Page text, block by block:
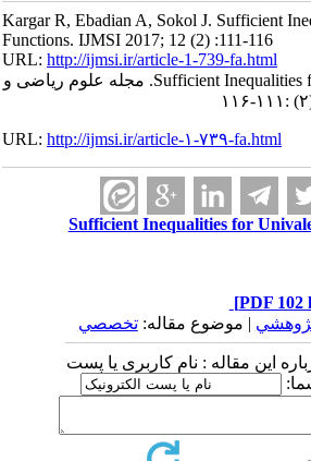
Kargar R, Ebadian A, Sokol J. Sufficient
Functions. IJMSI 2017; 12 (2) :111-116
URL:http://ijmsi.ir/article-1-739-fa.html
Sufficient Inequalities for Univalent Functions. مجله علوم ریاضی و
URL:http://ijmsi.ir/article-۱-۷۳۹-fa.html
Sufficient Inequalities for
| موضوع مقاله:تخصصي
این مقاله : نام کاربری یا پست